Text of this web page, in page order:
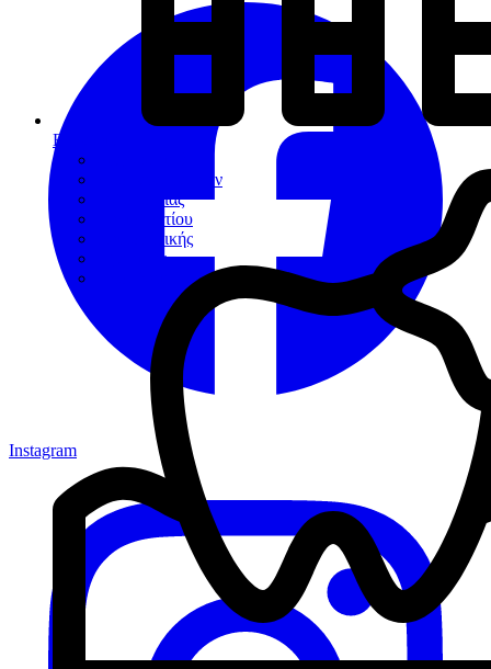
Εργαλεία
Αποκαταστάσεων
Ενδοδοντίας
Περιοδοντίου
Χειρουργικής
Εξακτικής
Instagram